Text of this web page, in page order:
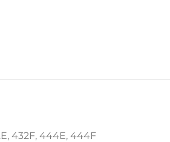
432F, 444E, 444F